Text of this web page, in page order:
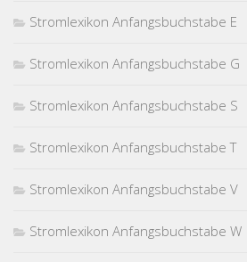
Stromlexikon Anfangsbuchstabe E
Stromlexikon Anfangsbuchstabe G
Stromlexikon Anfangsbuchstabe S
Stromlexikon Anfangsbuchstabe T
Stromlexikon Anfangsbuchstabe V
Stromlexikon Anfangsbuchstabe W